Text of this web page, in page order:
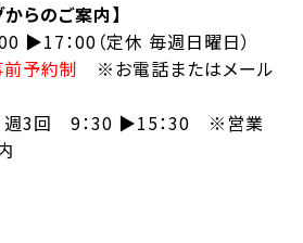
らのご案内】
▶︎17：00（定休 毎週日曜日）
前予約制 ※お電話またはメール
週3回 9：30 ▶︎15：30 ※営業